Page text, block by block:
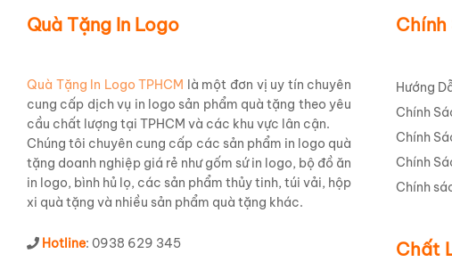
Quà Tặng In Logo
Quà Tặng In Logo TPHCM
là một đơn vị uy tín chuyên
cung cấp dịch vụ in logo sản phẩm quà tặng theo yêu
cầu chất lượng tại TPHCM và các khu vực lân cận.
Chúng tôi chuyên cung cấp các sản phẩm in logo quà
tặng doanh nghiệp giá rẻ như gốm sứ in logo, bộ đồ ăn
in logo, bình hủ lọ, các sản phẩm thủy tinh, túi vải, hộp
xi quà tặng và nhiều sản phẩm quà tặng khác.
Hotline: 0938 629 345
Chính
Hướng
Chính
Chính
Chính
Chính
Chất